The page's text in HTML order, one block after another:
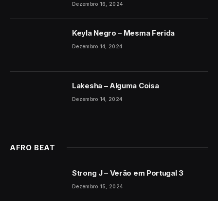
Dezembro 16, 2024
Keyla Negro – Mesma Ferida
Dezembro 14, 2024
Lakesha – Alguma Coisa
Dezembro 14, 2024
AFRO BEAT
Strong J – Verão em Portugal 3
Dezembro 15, 2024